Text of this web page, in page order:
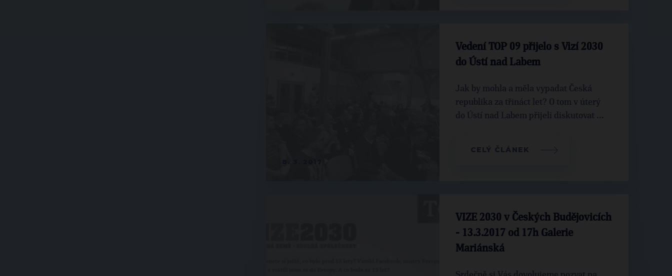
Vedení TOP 09 přijelo s Vizí 2030
do Ústí nad Labem
Jak by mohla a měla vypadat Česká
republika za třináct let? O tom v úterý
do Ústí nad Labem přijeli diskutovat ...
CELÝ ČLÁNEK
VIZE 2030 v Českých Budějovicích
- 13.3.2017 od 17h Galerie
Mariánská